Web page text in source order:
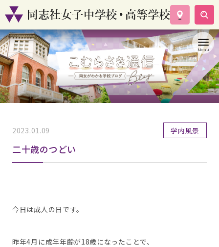
学校案内
コース紹介
学校生活
入試情報
資料請求
2023.01.09 学内風景
二十歳のつどい
今日は成人の日です。
昨年4月に成年年齢が18歳になったことで、